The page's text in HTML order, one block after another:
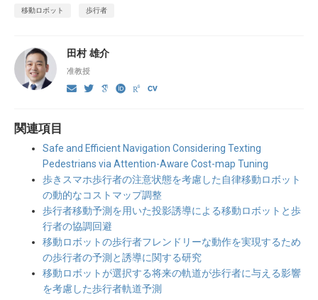
移動ロボット 歩行者
田村 雄介
准教授
関連項目
Safe and Efficient Navigation Considering Texting
Pedestrians via Attention-Aware Cost-map Tuning
歩きスマホ歩行者の注意状態を考慮した自律移動ロボット
の動的なコストマップ調整
歩行者移動予測を用いた投影誘導による移動ロボットと歩
行者の協調回避
移動ロボットの歩行者フレンドリーな動作を実現するため
の歩行者の予測と誘導に関する研究
移動ロボットが選択する将来の軌道が歩行者に与える影響
を考慮した歩行者軌道予測